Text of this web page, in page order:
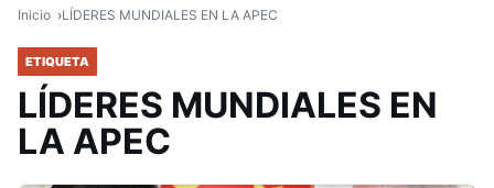
Inicio LÍDERES MUNDIALES EN LA APEC
ETIQUETA
LÍDERES MUNDIALES EN
LA APEC